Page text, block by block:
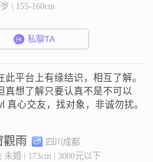
| 155-160cm
私聊TA
此平台上有缘结识，相互了解。
真想了解只要认真不是不可以
真心交友，找对象，非诚勿扰。
觀雨
四川成都
未婚 | 173cm | 3000元以下